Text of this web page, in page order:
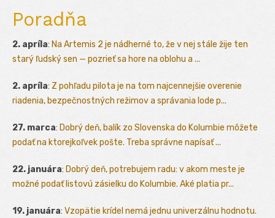
Poradňa
2. apríla: Na Artemis 2 je nádherné to, že v nej stále žije ten
starý ľudský sen — pozrieť sa hore na oblohu a ...
2. apríla: Z pohľadu pilota je na tom najcennejšie overenie
riadenia, bezpečnostných režimov a správania lode p...
27. marca: Dobrý deň, balík zo Slovenska do Kolumbie môžete
podať na ktorejkoľvek pošte. Treba správne napísať ...
22. januára: Dobrý deň, potrebujem radu: v akom meste je
možné podať listovú zásielku do Kolumbie. Aké platia pr...
19. januára: Vzopätie krídel nemá jednu univerzálnu hodnotu.